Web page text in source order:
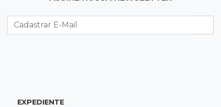
acidente com F-1000 na Av. Heráclito
18:28Concurso 3.042
EXPEDIENTE